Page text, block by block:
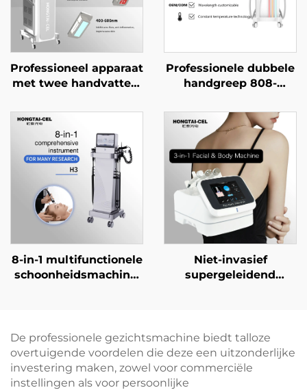
Professioneel apparaat
met twee handvatten,
roodlichttherapie, voor
gezichts- en
lichaamsverheldering,
verjonging en
schoonheidssalonapparatuur
Professionele dubbele
handgreep 808-
haarverwijdering,
12×12/12×18 mm vlek
voor gezicht, lichaam
en
8-in-1 multifunctionele
schoonheidsmachine,
gezichtsmachine,
professioneel
Niet-invasief
supergeleidend
en huidverjonging
De professionele gezichtsmachine biedt talloze
overtuigende voordelen die deze een uitzonderlijke
investering maken, zowel voor commerciële
instellingen als voor persoonlijke